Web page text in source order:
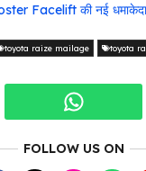
Facelift की नई
toyota raize mailage toyota
FOLLOW US ON